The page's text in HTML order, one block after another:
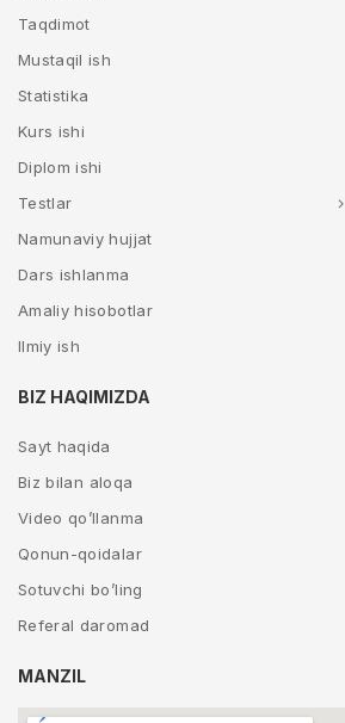
Taqdimot
Mustaqil ish
Statistika
Kurs ishi
Diplom ishi
Testlar
Namunaviy hujjat
Dars ishlanma
Amaliy hisobotlar
Ilmiy ish
BIZ HAQIMIZDA
Sayt haqida
Biz bilan aloqa
Video qo’llanma
Qonun-qoidalar
Sotuvchi bo’ling
Referal daromad
MANZIL